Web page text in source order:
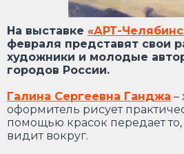
На выставке «АРТ-
февраля представят свои
художники и молодые
городов России.
Галина Сергеевна Ганджа –
оформитель рисует
помощью красок передает то,
видит вокруг.